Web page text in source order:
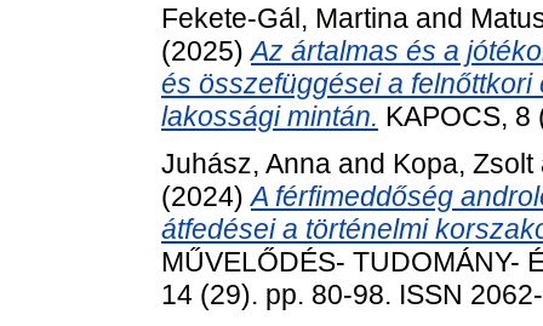
Fekete-Gál, Martina and
(2025)Az ártalmas és a
és összefüggései a
lakossági mintán. KAPOCS, 8
Juhász, Anna and Kopa, Zsolt
(2024)A férfimeddőség
átfedései a történelmi
MŰVELŐDÉS- TUDOMÁNY-
14 (29). pp. 80-98. ISSN